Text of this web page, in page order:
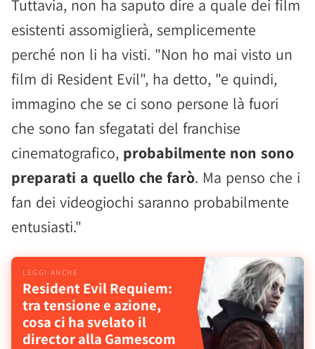
Tuttavia, non ha saputo dire a quale dei film
esistenti assomiglierà, semplicemente
perché non li ha visti. "Non ho mai visto un
film di Resident Evil", ha detto, "e quindi,
immagino che se ci sono persone là fuori
che sono fan sfegatati del franchise
cinematografico, probabilmente non sono
preparati a quello che farò. Ma penso che i
fan dei videogiochi saranno probabilmente
entusiasti."
Resident Evil Requiem:
tra tensione e azione,
cosa ci ha svelato il
director alla Gamescom